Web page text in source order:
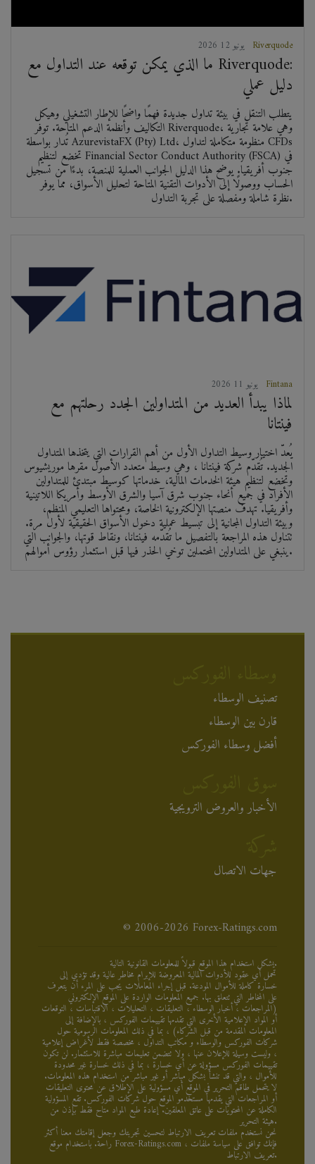
2026 يونيو 12 Riverquode
ما الذي يمكن توقعه عند التداول مع Riverquode:
دليل عملي
يتطلب التنقل في بيئة تداول جديدة فهمًا واضحًا للإطار التشغيلي وهيكل
التكاليف وأنظمة الدعم المتاحة. توفر Riverquode، وهي علامة تجارية
تُدار بواسطة AzurevistaFX (Pty) Ltd، منظومة متكاملة لتداول CFDs
تخضع لتنظيم Financial Sector Conduct Authority (FSCA) في
جنوب أفريقيا. يوضح هذا الدليل الجوانب العملية للمنصة، بدءًا من تسجيل
الحساب ووصولًا إلى الأدوات التقنية المتاحة لتحليل الأسواق، مما يوفر
نظرة شاملة ومفصلة على تجربة التداول.
2026 يونيو 11 Fintana
لماذا يبدأ العديد من المتداولين الجدد رحلتهم مع
فينتانا
يُعدّ اختيار وسيط التداول الأول من أهم القرارات التي يتخذها المتداول
الجديد. تُقدّم شركة فينتانا ، وهي وسيط متعدد الأصول مقرها موريشيوس
وتخضع لتنظيم هيئة الخدمات المالية، خدماتها كوسيط مبتدئ للمتداولين
الأفراد في جميع أنحاء جنوب شرق آسيا والشرق الأوسط وأمريكا اللاتينية
وأفريقيا. تهدف منصتها الإلكترونية الخاصة، ومحتواها التعليمي المنظم،
وبيئة التداول المجانية إلى تبسيط عملية دخول الأسواق الحقيقية لأول مرة.
تتناول هذه المراجعة بالتفصيل ما تُقدّمه فينتانا، ونقاط قوتها، والجوانب التي
ينبغي على المتداولين المحتملين توخي الحذر فيها قبل استثمار رؤوس أموالهم.
تصنيف الوسطاء
قارن بين الوسطاء
أفضل وسطاء الفوركس
الأخبار والعروض الترويجية
جهات الاتصال
© 2006-2026 Forex-Ratings.com
يشكل استخدام هذا الموقع قبولاً للمعلومات القانونية التالية.
تحمل أي عقود للأدوات المالية المعروضة للإبرام مخاطر عالية وقد تؤدي إلى
خسارة كاملة للأموال المودعة. قبل إجراء المعاملات يجب على المرء أن يتعرف
على المخاطر التي تتعلق بها. جميع المعلومات الواردة على الموقع الإلكتروني
(المراجعات ، أخبار الوسطاء ، التعليقات ، التحليلات ، الاقتباسات ، التوقعات
أو المواد الإعلامية الأخرى التي تقدمها تقييمات الفوركس ، بالإضافة إلى
المعلومات المقدمة من قبل الشركاء) ، بما في ذلك المعلومات الرسومية حول
شركات الفوركس والوسطاء و مكاتب التداول ، مخصصة فقط لأغراض إعلامية
، وليست وسيلة للإعلان عنها ، ولا تتضمن تعليمات مباشرة للاستثمار. لن تكون
تقييمات الفوركس مسؤولة عن أي خسارة ، بما في ذلك خسارة غير محدودة
للأموال ، والتي قد تنشأ بشكل مباشر أو غير مباشر من استخدام هذه المعلومات.
لا يتحمل طاقم التحرير في الموقع أي مسؤولية على الإطلاق عن محتوى التعليقات
أو المراجعات التي يقدمها مستخدمو الموقع حول شركات الفوركس. تقع المسؤولية
الكاملة عن المحتويات على عاتق المعلقين. إعادة طبع المواد متاح فقط بإذن من
هيئة التحرير.
نحن نستخدم ملفات تعريف الارتباط لتحسين تجربتك وجعل إقامتك معنا أكثر
راحة. باستخدام موقع Forex-Ratings.com ، فإنك توافق على سياسة ملفات
تعريف الارتباط.